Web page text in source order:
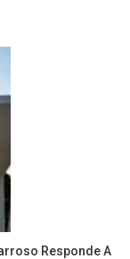
Responde A